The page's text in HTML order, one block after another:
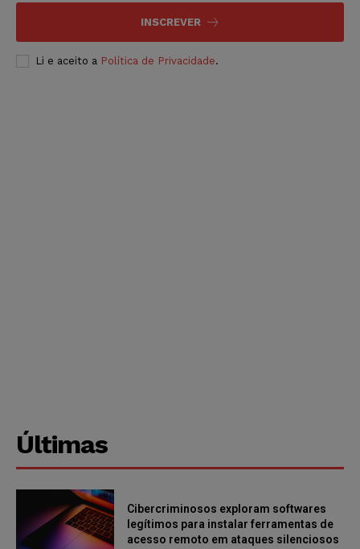
INSCREVER
Li e aceito a Política de Privacidade.
Últimas
Cibercriminosos exploram softwares
legítimos para instalar ferramentas de
acesso remoto em ataques silenciosos